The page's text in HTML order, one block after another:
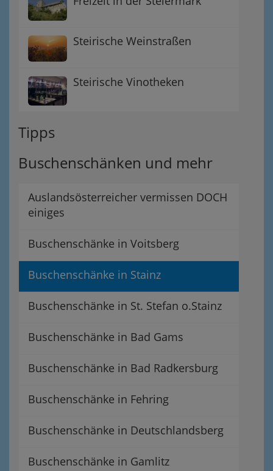
Steirische Weinstraßen
Steirische Vinotheken
Tipps
Buschenschänken und mehr
Auslandsösterreicher vermissen DOCH
einiges
Buschenschänke in Voitsberg
Buschenschänke in Stainz
Buschenschänke in St. Stefan o.Stainz
Buschenschänke in Bad Gams
Buschenschänke in Bad Radkersburg
Buschenschänke in Fehring
Buschenschänke in Deutschlandsberg
Buschenschänke in Gamlitz